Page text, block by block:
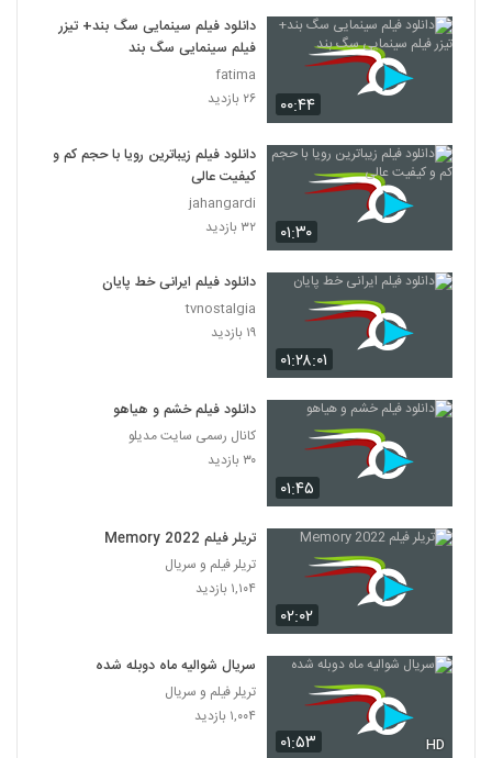
۰۰:۴۴
دانلود فیلم سینمایی سگ بند+ تیزر
فیلم سینمایی سگ بند
fatima
۲۶ بازدید
۰۱:۳۰
دانلود فیلم زیباترین رویا با حجم کم و
کیفیت عالی
jahangardi
۳۲ بازدید
۰۱:۲۸:۰۱
دانلود فیلم ایرانی خط پایان
tvnostalgia
۱۹ بازدید
۰۱:۴۵
دانلود فیلم خشم و هیاهو
کانال رسمی سایت مدیلو
۳۰ بازدید
۰۲:۰۲
تریلر فیلم Memory 2022
تریلر فیلم و سریال
۱,۱۰۴ بازدید
۰۱:۵۳ HD
سریال شوالیه ماه دوبله شده
تریلر فیلم و سریال
۱,۰۰۴ بازدید